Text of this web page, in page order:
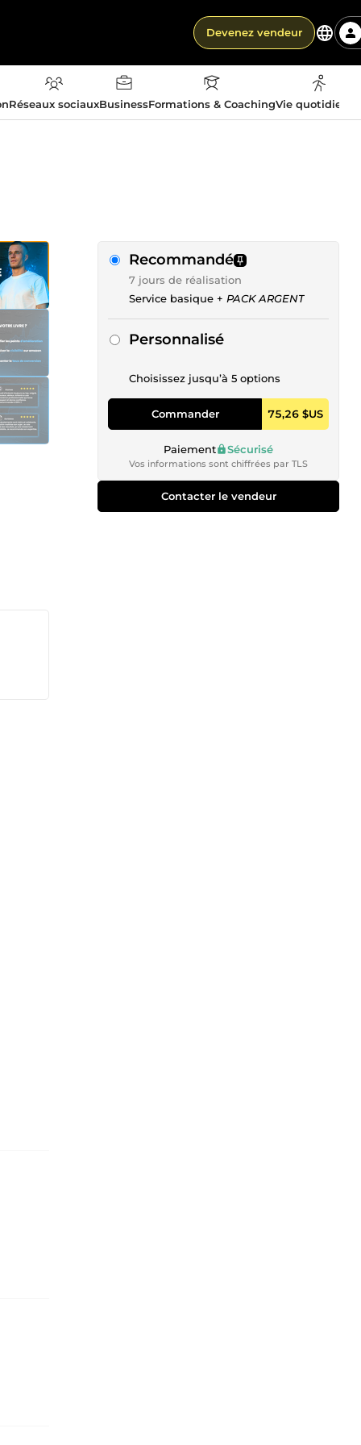
Devenez vendeur
Réseaux sociauxBusinessFormations & CoachingVie
Recommandé
7 jours de réalisation
Service basique + PACK ARGENT
Personnalisé
Choisissez jusqu’à 5 options
Commander 75,26 $US
Paiement Sécurisé
Vos informations sont chiffrées par TLS
Contacter le vendeur